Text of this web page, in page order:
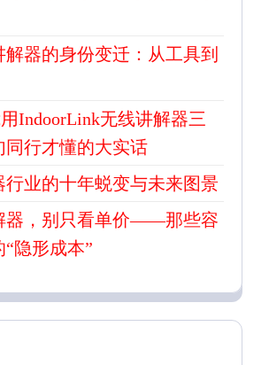
解器的身份变迁：从工具到
IndoorLink无线讲解器三
同行才懂的大实话
行业的十年蜕变与未来图景
器，别只看单价——那些容
隐形成本”